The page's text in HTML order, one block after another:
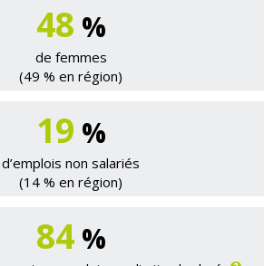
48 %
de femmes
(49 % en région)
19 %
d’emplois non salariés
(14 % en région)
84%